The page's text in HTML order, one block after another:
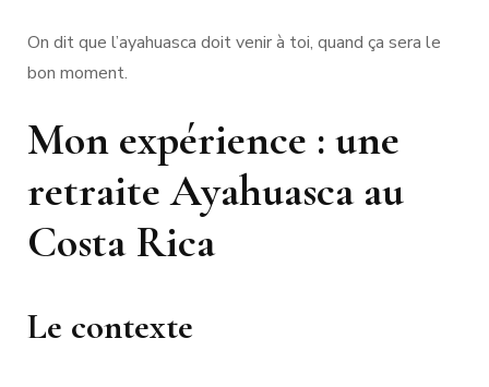
On dit que l’ayahuasca doit venir à toi, quand ça sera le
bon moment.
Mon expérience : une
retraite Ayahuasca au
Costa Rica
Le contexte